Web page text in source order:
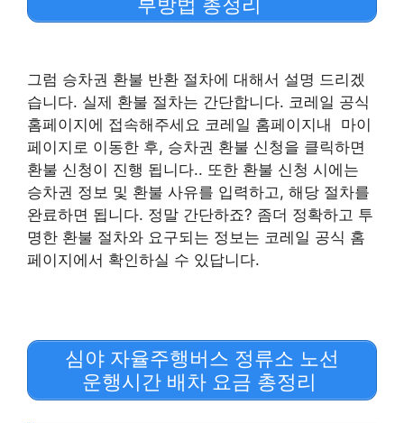
그럼 승차권 환불 반환 절차에 대해서 설명 드리겠
습니다. 실제 환불 절차는 간단합니다. 코레일 공식
홈페이지에 접속해주세요 코레일 홈페이지내 마이
페이지로 이동한 후, 승차권 환불 신청을 클릭하면
환불 신청이 진행 됩니다.. 또한 환불 신청 시에는
승차권 정보 및 환불 사유를 입력하고, 해당 절차를
완료하면 됩니다. 정말 간단하죠? 좀더 정확하고 투
명한 환불 절차와 요구되는 정보는 코레일 공식 홈
페이지에서 확인하실 수 있답니다.
심야 자율주행버스 정류소 노선
운행시간 배차 요금 총정리